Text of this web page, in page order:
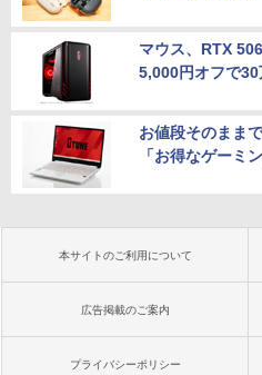
マウス、RTX
5,000円オフで30
お値段そのまま
「お得なゲーミ
本サイトのご利用について
広告掲載のご案内
プライバシーポリシー